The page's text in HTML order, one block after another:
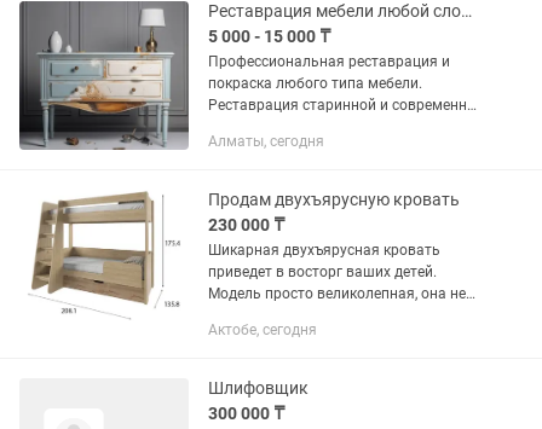
Реставрация мебели любой сложности
5 000 - 15 000 ₸
Профессиональная реставрация и
покраска любого типа мебели.
Реставрация старинной и современной
из дерева (столов, стульев, комодов,
Алматы, сегодня
Продам двухъярусную кровать
230 000 ₸
Шикарная двухъярусная кровать
приведет в восторг ваших детей.
Модель просто великолепная, она не
Прекрасный дизайн станет достойным
Мебель...
Актобе, сегодня
Шлифовщик
300 000 ₸